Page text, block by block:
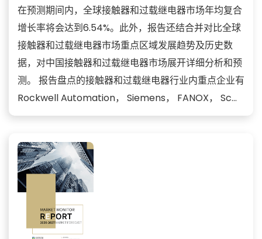
在预测期间内，全球接触器和过载继电器市场年均复合
增长率将会达到6.54%。此外，报告还结合并对比全球
接触器和过载继电器市场重点区域发展趋势及历史数
据，对中国接触器和过载继电器市场展开详细分析和预
测。 报告盘点的接触器和过载继电器行业内重点企业有
Rockwell Automation， Siemens， FANOX， Sc...